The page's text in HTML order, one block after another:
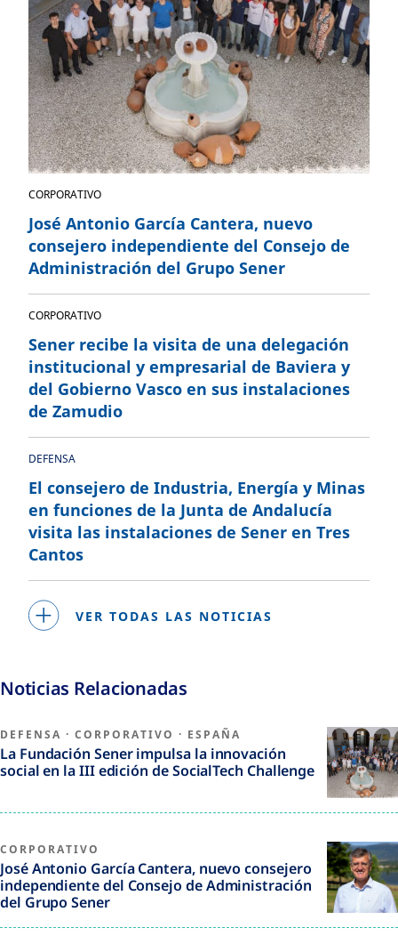
CORPORATIVO
José Antonio García Cantera, nuevo
consejero independiente del Consejo de
Administración del Grupo Sener
CORPORATIVO
Sener recibe la visita de una delegación
institucional y empresarial de Baviera y
del Gobierno Vasco en sus instalaciones
de Zamudio
DEFENSA
El consejero de Industria, Energía y Minas
en funciones de la Junta de Andalucía
visita las instalaciones de Sener en Tres
Cantos
VER TODAS LAS NOTICIAS
Noticias Relacionadas
DEFENSA · CORPORATIVO · ESPAÑA
La Fundación Sener impulsa la innovación
social en la III edición de SocialTech Challenge
CORPORATIVO
José Antonio García Cantera, nuevo consejero
independiente del Consejo de Administración
del Grupo Sener